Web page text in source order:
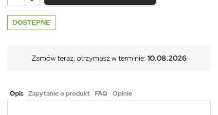
DOSTĘPNE
Zamów teraz, otrzymasz w terminie: 10.08.2026
Opis Zapytanie o produkt FAQ Opinie